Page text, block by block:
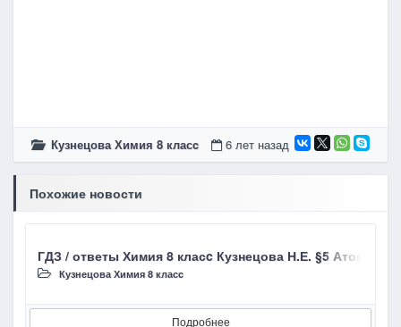
Кузнецова Химия 8 класc 6 лет назад
Похожие новости
ГДЗ / ответы Химия 8 класc Кузнецова Н.Е. §5 Атомы.
Кузнецова Химия 8 класc
Подробнее